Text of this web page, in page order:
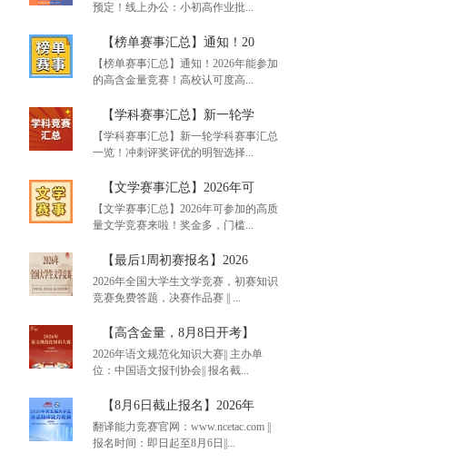
预定！线上办公：小初高作业批...
【26年暑期兼职！前程无忧
【榜单赛事汇总】通知！20
【榜单赛事汇总】通知！2026年能参加
的高含金量竞赛！高校认可度高...
【榜单赛事汇总】通知！20
【学科赛事汇总】新一轮学
【学科赛事汇总】新一轮学科赛事汇总
一览！冲刺评奖评优的明智选择...
【学科赛事汇总】新一轮学
【文学赛事汇总】2026年可
【文学赛事汇总】2026年可参加的高质
量文学竞赛来啦！奖金多，门槛...
【文学赛事汇总】2026年可
【最后1周初赛报名】2026
2026年全国大学生文学竞赛，初赛知识
竞赛免费答题，决赛作品赛 || ...
【最后1周初赛报名】2026
【高含金量，8月8日开考】
2026年语文规范化知识大赛|| 主办单
位：中国语文报刊协会|| 报名截...
【高含金量，8月8日开考】
【8月6日截止报名】2026年
翻译能力竞赛官网：www.ncetac.com ||
报名时间：即日起至8月6日||...